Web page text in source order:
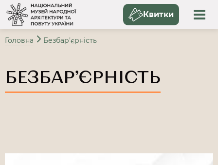
Квитки
Головна Безбар’єрність
БЕЗБАР’ЄРНІСТЬ